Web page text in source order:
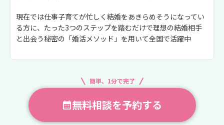
現在では仕事子育てが忙しく結婚をあきらめそうになってい
る方に、たった3つのステップを踏むだけで理想の結婚相手
と出会う秘密の「婚活メソッド」を用いて全国で活躍中
簡単、1分で完了
無料相談を予約する